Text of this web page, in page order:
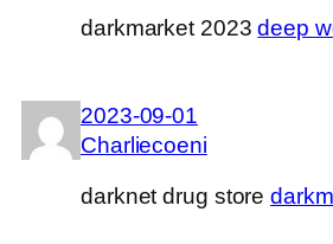
darkmarket 2023deep
2023-09-01
Charliecoeni
darknet drug store